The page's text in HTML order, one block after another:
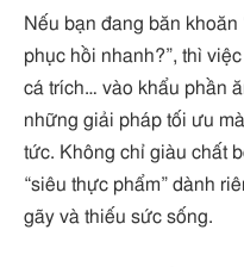
Nếu bạn đang băn
phục hồi nhanh?”, thì
cá trích… vào khẩu phần
những giải pháp tối ưu
tức. Không chỉ giàu chất
“siêu thực phẩm” dành
gãy và thiếu sức sống.